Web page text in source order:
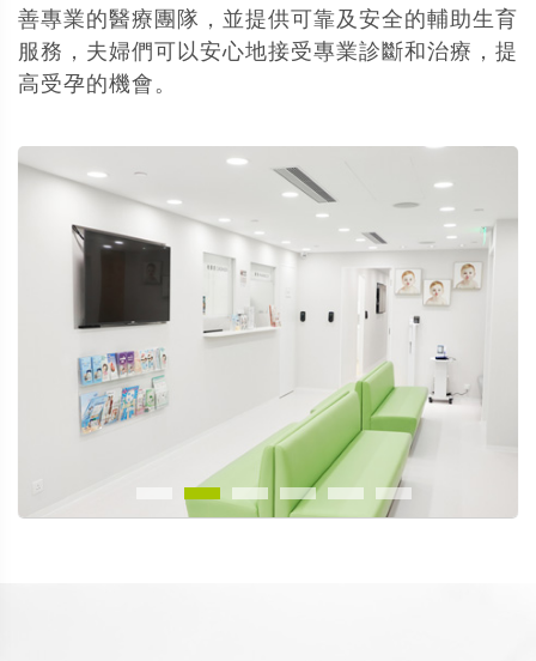
善專業的醫療團隊，並提供可靠及安全的輔助生育
服務，夫婦們可以安心地接受專業診斷和治療，提
高受孕的機會。